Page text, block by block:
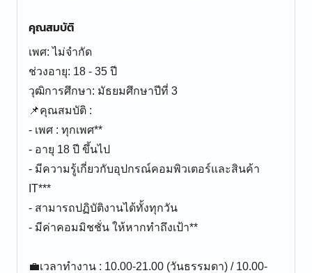
คุณสมบัติ
เพศ: ไม่จำกัด
ช่วงอายุ: 18 - 35 ปี
วุฒิการศึกษา: มัธยมศึกษาปีที่ 3
📌คุณสมบัติ :
- เพศ : ทุกเพศ**
- อายุ 18 ปี ขึ้นไป
- มีความรู้เกี่ยวกับอุปกรณ์คอมพิวเตอร์และสินค้า
IT***
- สามารถปฏิบัติงานได้ทั้งทุกวัน
- มีค่าคอมมิชชั่น ให้หากทำถึงเป้า**
💼เวลาทำงาน : 10.00-21.00 (วันธรรมดา) / 10.00-